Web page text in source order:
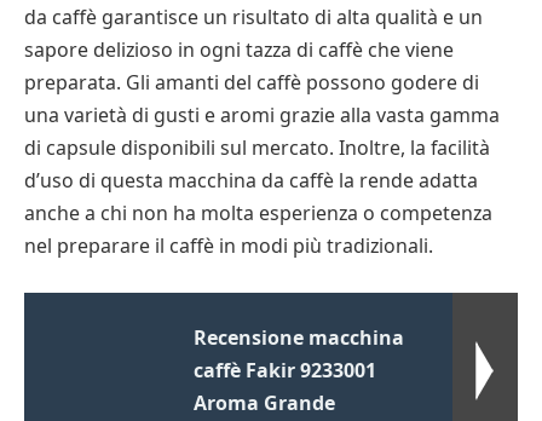
da caffè garantisce un risultato di alta qualità e un
sapore delizioso in ogni tazza di caffè che viene
preparata. Gli amanti del caffè possono godere di
una varietà di gusti e aromi grazie alla vasta gamma
di capsule disponibili sul mercato. Inoltre, la facilità
d’uso di questa macchina da caffè la rende adatta
anche a chi non ha molta esperienza o competenza
nel preparare il caffè in modi più tradizionali.
Recensione macchina
caffè Fakir 9233001
Aroma Grande